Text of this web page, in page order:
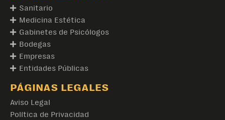
Sanitario
Medicina Estética
Gabinetes de Psicólogos
Bodegas
Empresas
Entidades Públicas
PÁGINAS LEGALES
Aviso Legal
Política de Privacidad